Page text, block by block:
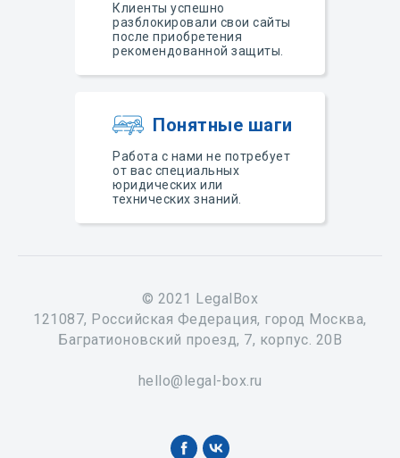
Клиенты успешно
разблокировали свои сайты
после приобретения
рекомендованной защиты.
Работа с нами не потребует
от вас специальных
юридических или
технических знаний.
Понятные шаги
© 2021 LegalBox
121087, Российская Федерация, город Москва,
Багратионовский проезд, 7, корпус. 20В
hello@legal-box.ru